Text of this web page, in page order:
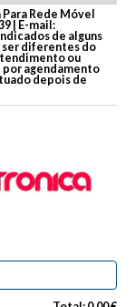
Rede Móvel
| E-mail:
de alguns
ser diferentes do
ou
por agendamento
depois de